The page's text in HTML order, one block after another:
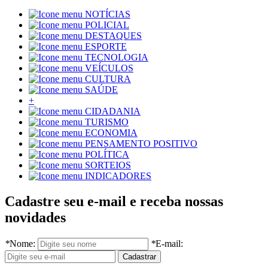
NOTÍCIAS
POLICIAL
DESTAQUES
ESPORTE
TECNOLOGIA
VEÍCULOS
CULTURA
SAÚDE
+
CIDADANIA
TURISMO
ECONOMIA
PENSAMENTO POSITIVO
POLÍTICA
SORTEIOS
INDICADORES
Cadastre seu e-mail e receba nossas
novidades
*Nome: *E-mail: